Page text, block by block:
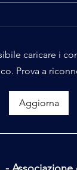
caricare i
Prova a
Aggiorna